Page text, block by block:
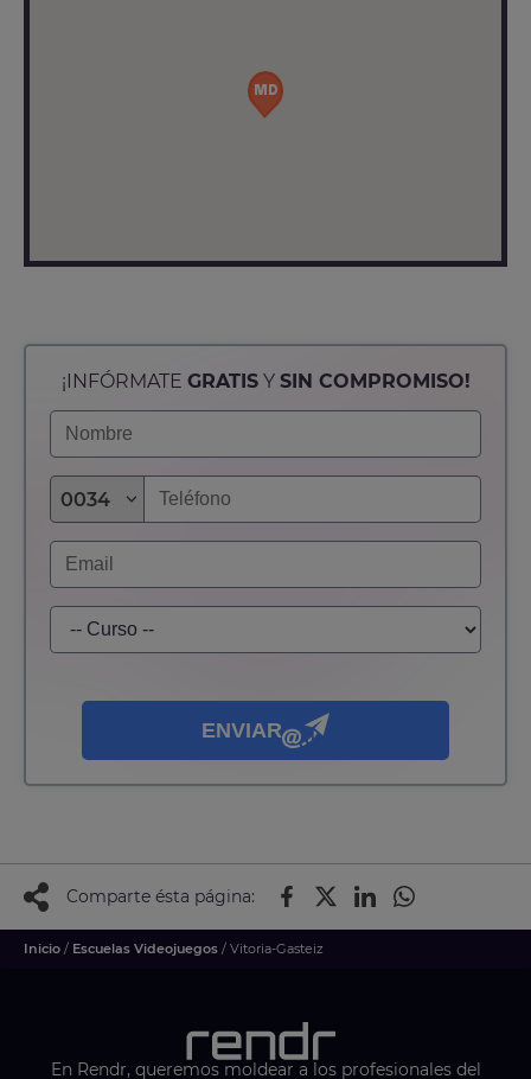
¡INFÓRMATE GRATISY SIN COMPROMISO!
0034
ENVIAR
Comparte ésta página:
Inicio / Escuelas Videojuegos / Vitoria-Gasteiz
En Rendr, queremos moldear a los profesionales del